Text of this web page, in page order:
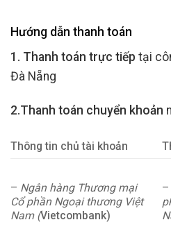
Hướng dẫn thanh toán
1. Thanh toán trực tiếp tại
Đà Nẵng
2.Thanh toán chuyển khoản
Thông tin chủ tài khoản
– Ngân hàng Thương mại
Cổ phần Ngoại thương Việt
Nam (Vietcombank)
–